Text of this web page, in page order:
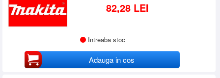
82,28 LEI
Intreaba stoc
Adauga in cos